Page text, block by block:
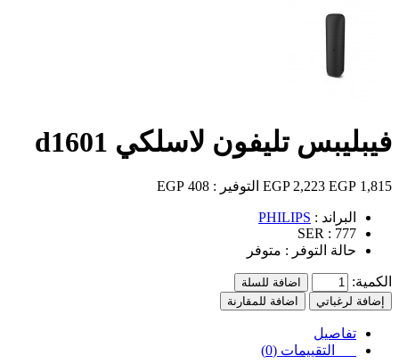
فيبليبس تليفون لاسلكي d1601
1,815 EGP
2,223 EGP التوفير : 408 EGP
البراند : PHILIPS
SER : 777
حالة التوفر : متوفر
الكمية:
اضافة للسلة
إضافة لرغباتي
اضافة للمقارنة
تفاصيل
التقييمات (0)